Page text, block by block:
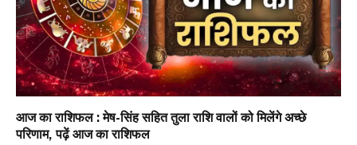
आज का राशिफल : मेष-सिंह सहित तुला राशि वालों को मिलेंगे अच्छे
परिणाम, पढ़ें आज का राशिफल